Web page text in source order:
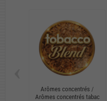
Arômes concentrés /
Arômes concentrés tabac